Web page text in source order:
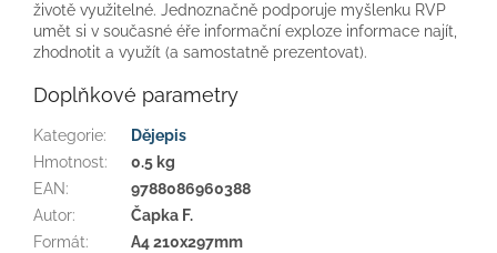
životě využitelné. Jednoznačně podporuje myšlenku RVP
umět si v současné éře informační exploze informace najít,
zhodnotit a využít (a samostatně prezentovat).
Doplňkové parametry
Kategorie:
Dějepis
Hmotnost:
0.5 kg
EAN:
9788086960388
Autor:
Čapka F.
Formát:
A4 210x297mm